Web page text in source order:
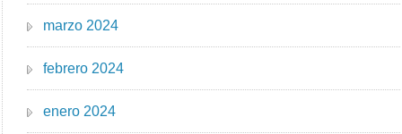
marzo 2024
febrero 2024
enero 2024